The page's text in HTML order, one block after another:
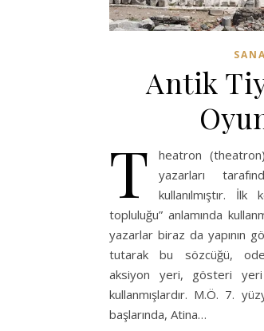
Antik
T
heatron
yazarları
kullanılmıştır.
topluluğu” anlamında
yazarlar biraz da yapının
tutarak bu sözcüğü,
aksiyon yeri, gösteri yeri
kullanmışlardır. M.Ö. 7.
başlarında, Atina…